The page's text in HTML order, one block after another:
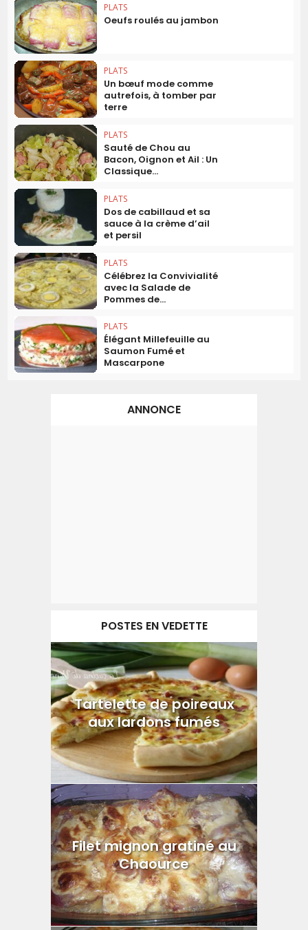
PLATS
Oeufs roulés au jambon
PLATS
Un bœuf mode comme
autrefois, à tomber par
terre
PLATS
Sauté de Chou au
Bacon, Oignon et Ail : Un
Classique...
PLATS
Dos de cabillaud et sa
sauce à la crème d’ail
et persil
PLATS
Célébrez la Convivialité
avec la Salade de
Pommes de...
PLATS
Élégant Millefeuille au
Saumon Fumé et
Mascarpone
ANNONCE
POSTES EN VEDETTE
Tartelette de poireaux
aux lardons fumés
Filet mignon gratiné au
Chaource